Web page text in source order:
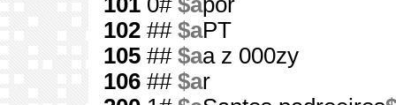
102 ## $aPT
105 ## $aa z 000zy
106 ## $ar